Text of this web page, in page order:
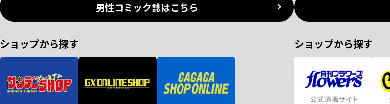
男性コミック誌はこちら
ショップから探す ショップから探す